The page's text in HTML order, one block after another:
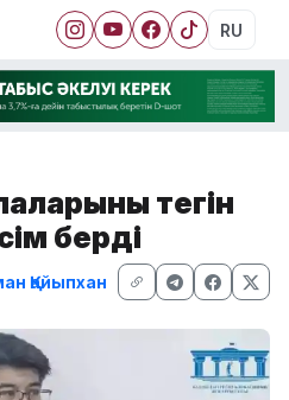
RU
тегін
берді
Қайыпхан